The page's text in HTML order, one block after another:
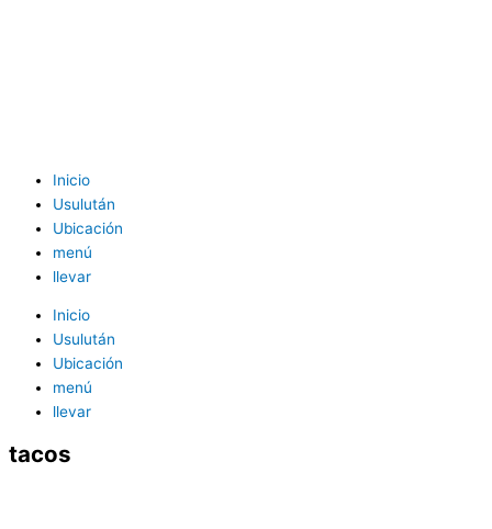
Inicio
Usulután
Ubicación
menú
llevar
Inicio
Usulután
Ubicación
menú
llevar
tacos